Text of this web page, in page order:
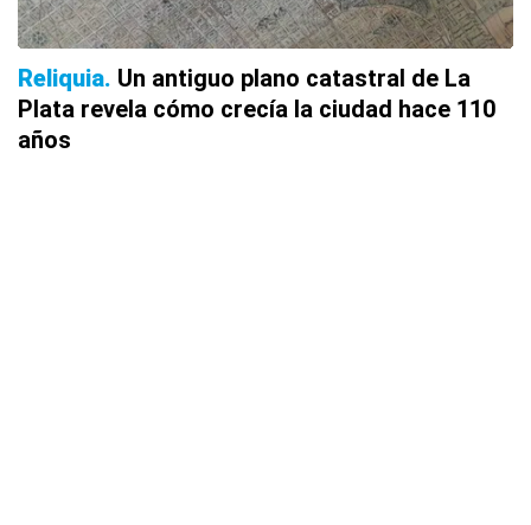
Reliquia Un antiguo plano catastral de La
Plata revela cómo crecía la ciudad hace 110
años